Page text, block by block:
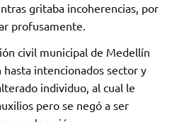
gritaba incoherencias, por
profusamente.
civil municipal de Medellín
hasta intencionados sector y
individuo, al cual le
pero se negó a ser